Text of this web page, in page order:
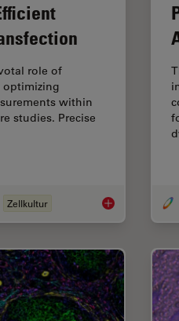
role of
optimizing
within
studies. Precise
Zellkultur Leveraging AI